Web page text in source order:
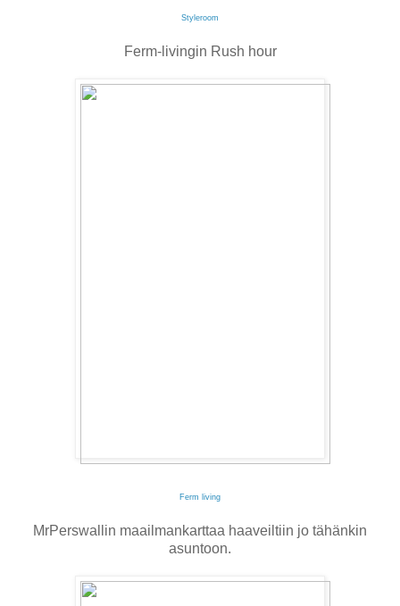
Styleroom
Ferm-livingin Rush hour
Ferm living
MrPerswallin maailmankarttaa haaveiltiin jo tähänkin
asuntoon.